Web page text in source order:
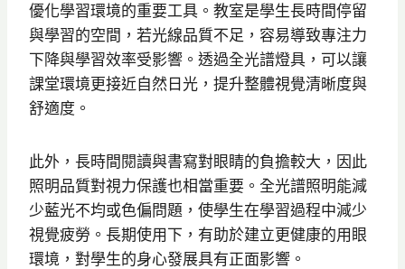
優化學習環境的重要工具。教室是學生長時間停留
與學習的空間，若光線品質不足，容易導致專注力
下降與學習效率受影響。透過全光譜燈具，可以讓
課堂環境更接近自然日光，提升整體視覺清晰度與
舒適度。
此外，長時間閱讀與書寫對眼睛的負擔較大，因此
照明品質對視力保護也相當重要。全光譜照明能減
少藍光不均或色偏問題，使學生在學習過程中減少
視覺疲勞。長期使用下，有助於建立更健康的用眼
環境，對學生的身心發展具有正面影響。